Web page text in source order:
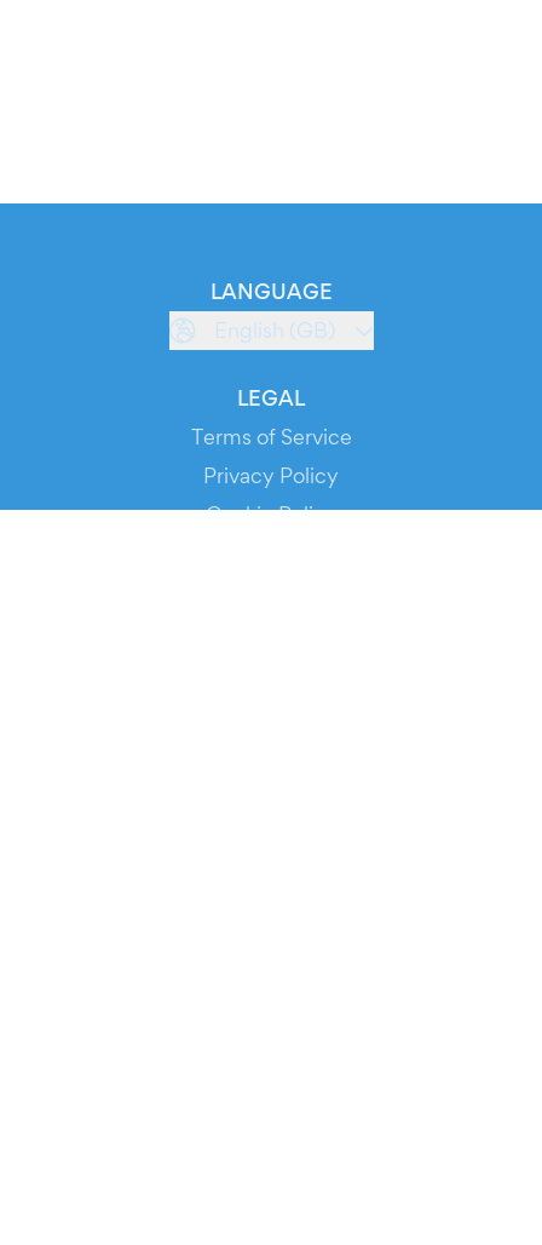
LANGUAGE
English (GB)
LEGAL
Terms of Service
Privacy Policy
Cookie Policy